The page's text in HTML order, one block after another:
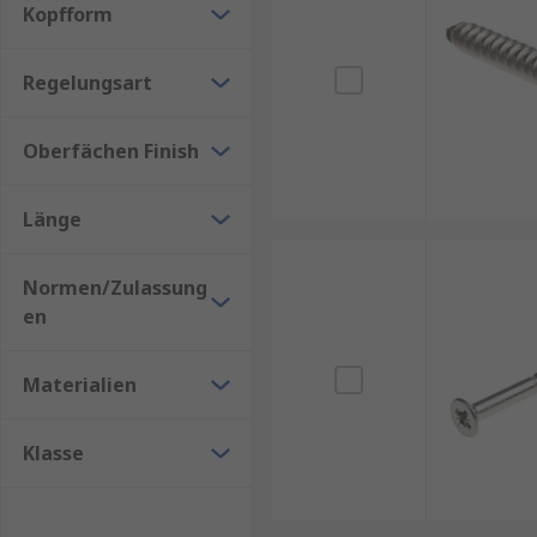
als „Senkkopfschrauben mit
Vorteile von Holzschrauben
Holzschrauben bieten zahlreiche Vorteile
Einfache Verarbeitung: Mit einem
Langlebigkeit: Korrosionsbeständige
Beim Kauf von Holzschrauben kommt es auf mehrere
Material: Für den Innenbereich sind verzinkte
Kopfform
Regelungsart
Oberfächen Finish
Länge
Normen/Zulassung
en
Materialien
Klasse